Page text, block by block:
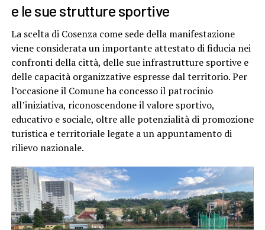
e le sue strutture sportive
La scelta di Cosenza come sede della manifestazione
viene considerata un importante attestato di fiducia nei
confronti della città, delle sue infrastrutture sportive e
delle capacità organizzative espresse dal territorio. Per
l’occasione il Comune ha concesso il patrocinio
all’iniziativa, riconoscendone il valore sportivo,
educativo e sociale, oltre alle potenzialità di promozione
turistica e territoriale legate a un appuntamento di
rilievo nazionale.